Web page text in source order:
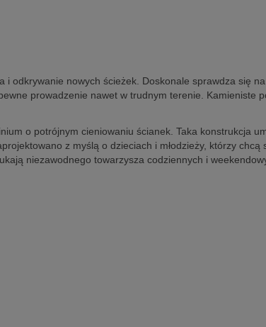
i odkrywanie nowych ścieżek. Doskonale sprawdza się
prowadzenie nawet w trudnym terenie. Kamieniste
o potrójnym cieniowaniu ścianek. Taka konstrukcja
z myślą o dzieciach i młodzieży, którzy chcą
niezawodnego towarzysza codziennych i